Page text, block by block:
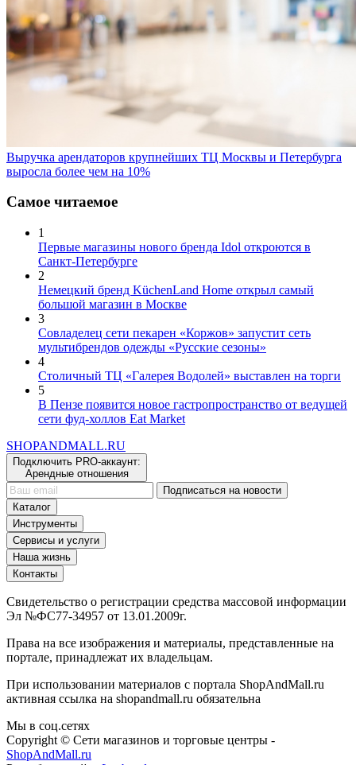
Выручка арендаторов крупнейших ТЦ Москвы и Петербурга
выросла более чем на 10%
Самое читаемое
1
Первые магазины нового бренда Idol откроются в
Санкт-Петербурге
2
Немецкий бренд KüchenLand Home открыл самый
большой магазин в Москве
3
Совладелец сети пекарен «Коржов» запустит сеть
мультибрендов одежды «Русские сезоны»
4
Столичный ТЦ «Галерея Водолей» выставлен на торги
5
В Пензе появится новое гастропространство от ведущей
сети фуд-холлов Eat Market
SHOPANDMALL.RU
Подключить PRO-аккаунт:
Арендные отношения
Подписаться на новости
Каталог
Инструменты
Сервисы и услуги
Наша жизнь
Контакты
Свидетельство о регистрации средства массовой информации
Эл №ФС77-34957 от 13.01.2009г.
Права на все изображения и материалы, представленные на
портале, принадлежат их владельцам.
При использовании материалов с портала ShopAndMall.ru
активная ссылка на shopandmall.ru обязательна
Мы в соц.сетях
Copyright © Сети магазинов и торговые центры -